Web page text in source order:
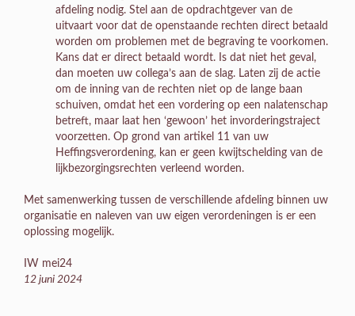
afdeling nodig. Stel aan de opdrachtgever van de
uitvaart voor dat de openstaande rechten direct betaald
worden om problemen met de begraving te voorkomen.
Kans dat er direct betaald wordt. Is dat niet het geval,
dan moeten uw collega’s aan de slag. Laten zij de actie
om de inning van de rechten niet op de lange baan
schuiven, omdat het een vordering op een nalatenschap
betreft, maar laat hen ‘gewoon’ het invorderingstraject
voorzetten. Op grond van artikel 11 van uw
Heffingsverordening, kan er geen kwijtschelding van de
lijkbezorgingsrechten verleend worden.
Met samenwerking tussen de verschillende afdeling binnen uw
organisatie en naleven van uw eigen verordeningen is er een
oplossing mogelijk.
IW mei24
12 juni 2024